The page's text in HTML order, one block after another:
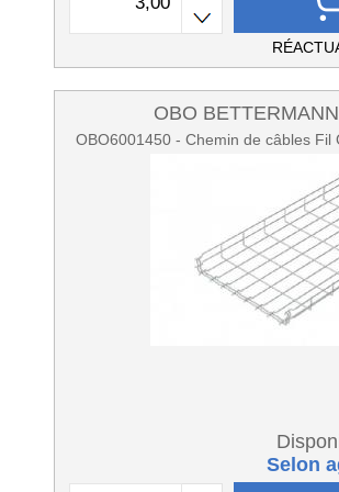
OBO BETTERMANN
OBO6001450 - Chemin de câbles Fil
Selon